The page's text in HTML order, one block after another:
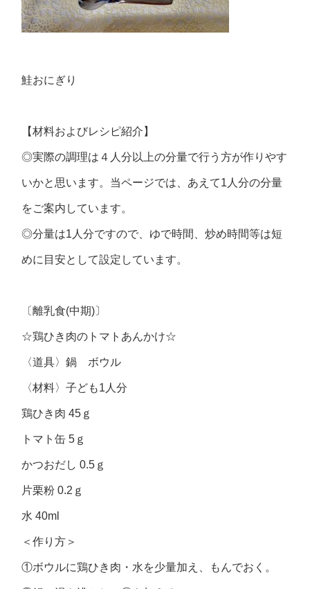
鮭おにぎり
【材料およびレシピ紹介】
◎実際の調理は４人分以上の分量で行う方が作りやす
いかと思います。当ページでは、あえて1人分の分量
をご案内しています。
◎分量は1人分ですので、ゆで時間、炒め時間等は短
めに目安として設定しています。
〔離乳食(中期)〕
☆鶏ひき肉のトマトあんかけ☆
〈道具〉鍋 ボウル
〈材料〉子ども1人分
鶏ひき肉 45ｇ
トマト缶 5ｇ
かつおだし 0.5ｇ
片栗粉 0.2ｇ
水 40ml
＜作り方＞
①ボウルに鶏ひき肉・水を少量加え、もんでおく。